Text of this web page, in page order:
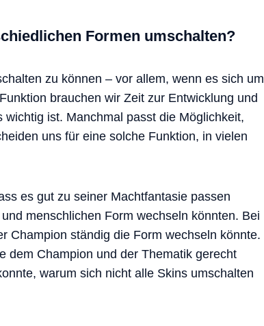
Formen umschalten?
zu können – vor allem, wenn es sich um
brauchen wir Zeit zur Entwicklung und
ist. Manchmal passt die Möglichkeit,
uns für eine solche Funktion, in vielen
es gut zu seiner Machtfantasie passen
menschlichen Form wechseln könnten. Bei
Champion ständig die Form wechseln könnte.
dem Champion und der Thematik gerecht
warum sich nicht alle Skins umschalten